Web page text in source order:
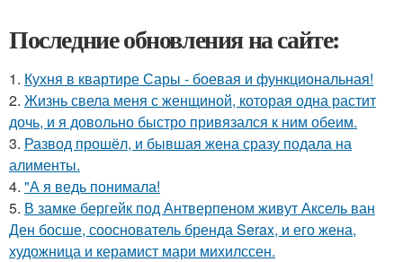
Последние обновления на сайте:
1. Кухня в квартире Сары - боевая и функциональная!
2. Жизнь свела меня с женщиной, которая одна растит
дочь, и я довольно быстро привязался к ним обеим.
3. Развод прошёл, и бывшая жена сразу подала на
алименты.
4. "А я ведь понимала!
5. В замке бергейк под Антверпеном живут Аксель ван
Ден босше, сооснователь бренда Serax, и его жена,
художница и керамист мари михилссен.